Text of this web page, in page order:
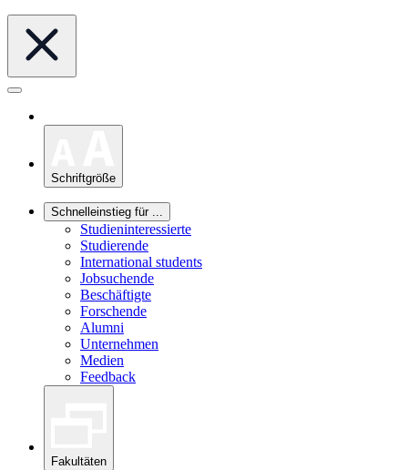
Schriftgröße
Schnelleinstieg für ...
Studieninteressierte
Studierende
International students
Jobsuchende
Beschäftigte
Forschende
Alumni
Unternehmen
Medien
Feedback
Fakultäten